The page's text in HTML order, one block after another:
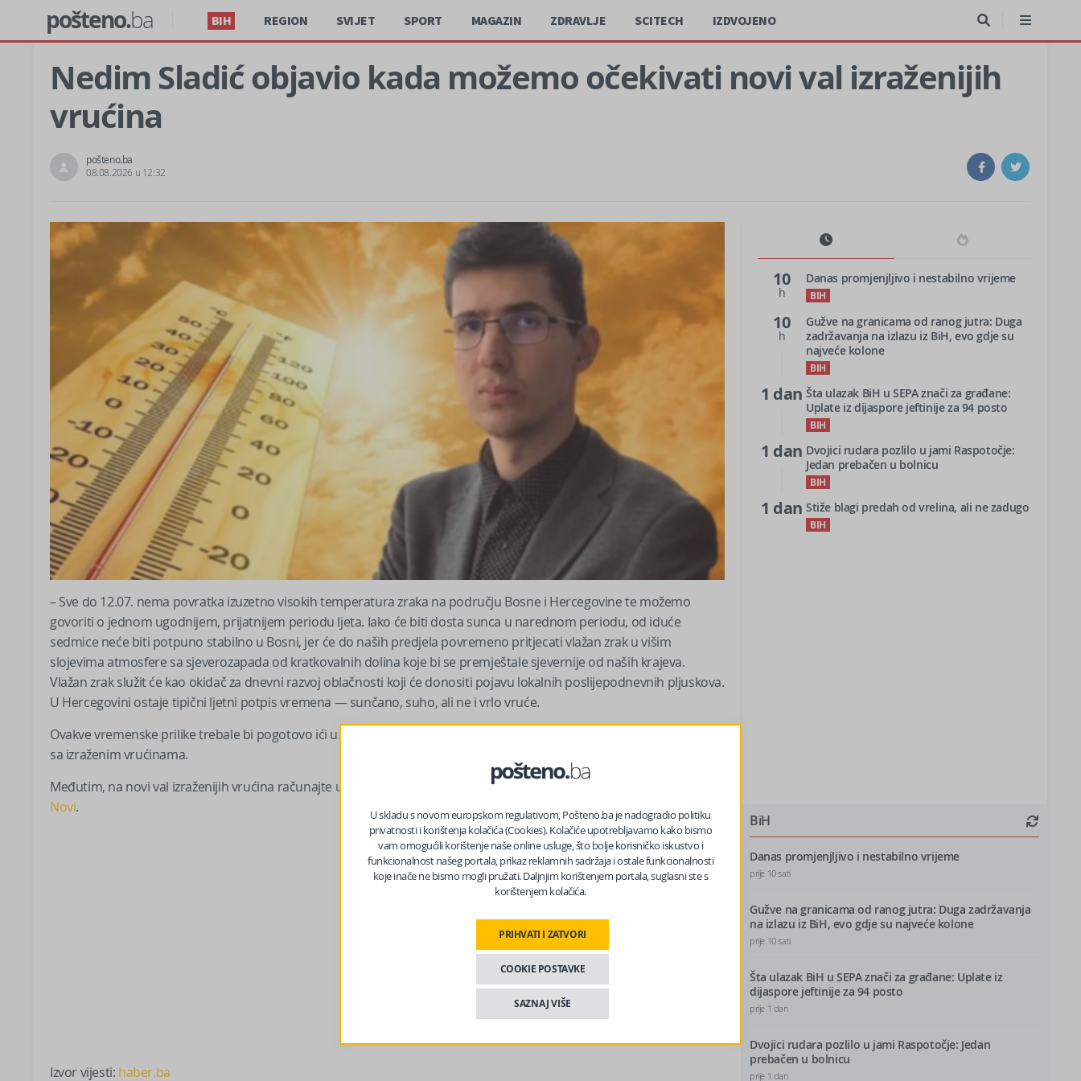
pošteno.ba BIH REGION SVIJET SPORT MAGAZIN ZDRAVLJE SCITECH IZDVOJENO
Nedim Sladić objavio kada možemo očekivati novi val izraženijih
vrućina
pošteno.ba
08.08.2026 u 12:32
– Sve do 12.07. nema povratka izuzetno visokih temperatura zraka na području Bosne i Hercegovine te možemo
govoriti o jednom ugodnijem, prijatnijem periodu ljeta. Iako će biti dosta sunca u narednom periodu, od iduće
sedmice neće biti potpuno stabilno u Bosni, jer će do naših predjela povremeno pritjecati vlažan zrak u višim
slojevima atmosfere sa sjeverozapada od kratkovalnih dolina koje bi se premještale sjevernije od naših krajeva.
Vlažan zrak služit će kao okidač za dnevni razvoj oblačnosti koji će donositi pojavu lokalnih poslijepodnevnih pljuskova.
U Hercegovini ostaje tipični ljetni potpis vremena — sunčano, suho, ali ne i vrlo vruće.
Ovakve vremenske prilike trebale bi pogotovo ići u korist učesnicima Marša mira koji su se proteklih godina suočavali
sa izraženim vrućinama.
Međutim, na novi val izraženijih vrućina računajte u drugoj polovini jula – napisao je Sladić na Facebooku, prenosi
Novi.
Izvor vijesti: haber.ba
10
h
Danas promjenjljivo i nestabilno vrijeme
BIH
10
h
Gužve na granicama od ranog jutra: Duga
zadržavanja na izlazu iz BiH, evo gdje su
najveće kolone
BIH
1 dan Šta ulazak BiH u SEPA znači za građane:
Uplate iz dijaspore jeftinije za 94 posto
BIH
1 dan Dvojici rudara pozlilo u jami Raspotočje:
Jedan prebačen u bolnicu
BIH
1 dan Stiže blagi predah od vrelina, ali ne zadugo
BIH
BiH
Danas promjenjljivo i nestabilno vrijeme
prije 10 sati
Gužve na granicama od ranog jutra: Duga zadržavanja
na izlazu iz BiH, evo gdje su najveće kolone
prije 10 sati
Šta ulazak BiH u SEPA znači za građane: Uplate iz
dijaspore jeftinije za 94 posto
prije 1 dan
Dvojici rudara pozlilo u jami Raspotočje: Jedan
prebačen u bolnicu
prije 1 dan
U skladu s novom europskom regulativom, Pošteno.ba je nadogradio politiku
privatnosti i korištenja kolačića (Cookies). Kolačiće upotrebljavamo kako bismo
vam omogućili korištenje naše online usluge, što bolje korisničko iskustvo i
funkcionalnost našeg portala, prikaz reklamnih sadržaja i ostale funkcionalnosti
koje inače ne bismo mogli pružati. Daljnjim korištenjem portala, suglasni ste s
korištenjem kolačića.
PRIHVATI I ZATVORI
COOKIE POSTAVKE
SAZNAJ VIŠE